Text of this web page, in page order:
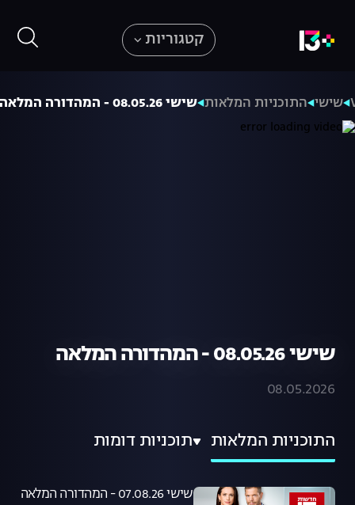
קטגוריות
שישי התוכניות המלאות שישי 08.05.26 - המהדורה המלאה
שישי 08.05.26 - המהדורה המלאה
08.05.2026
התוכניות המלאות תוכניות דומות
שישי 07.08.26 - המהדורה המלאה